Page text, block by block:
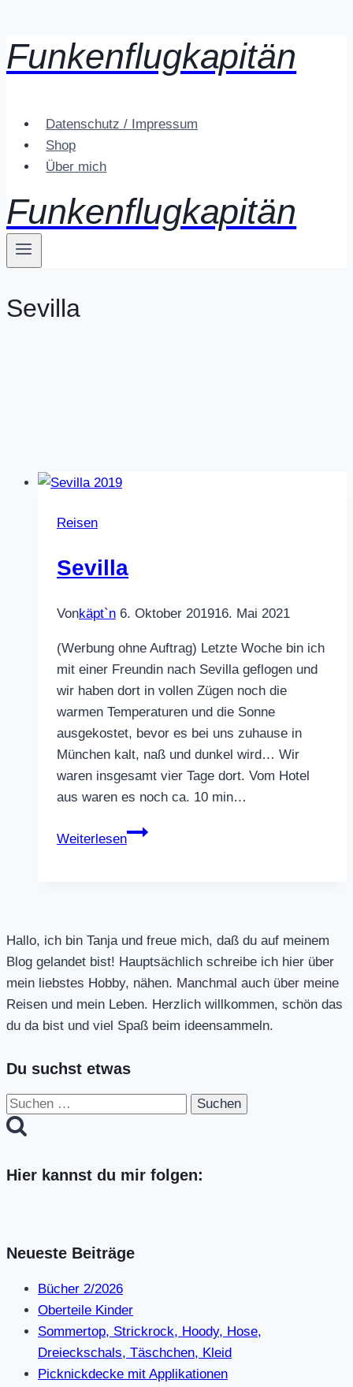
Zum
Inhalt
Funkenflugkapitän
Datenschutz / Impressum
Shop
Über mich
Funkenflugkapitän
Sevilla
Reisen
Sevilla
Vonkäpt`n 6. Oktober 201916. Mai 2021
(Werbung ohne Auftrag) Letzte Woche bin ich
mit einer Freundin nach Sevilla geflogen und
wir haben dort in vollen Zügen noch die
warmen Temperaturen und die Sonne
ausgekostet, bevor es bei uns zuhause in
München kalt, naß und dunkel wird… Wir
waren insgesamt vier Tage dort. Vom Hotel
aus waren es noch ca. 10 min…
Weiterlesen
Sevilla
Hallo, ich bin Tanja und freue mich, daß du auf meinem
Blog gelandet bist! Hauptsächlich schreibe ich hier über
mein liebstes Hobby, nähen. Manchmal auch über meine
Reisen und mein Leben. Herzlich willkommen, schön das
du da bist und viel Spaß beim ideensammeln.
Du suchst etwas
Suchen
nach:
Hier kannst du mir folgen:
Neueste Beiträge
Bücher 2/2026
Oberteile Kinder
Sommertop, Strickrock, Hoody, Hose,
Dreieckschals, Täschchen, Kleid
Picknickdecke mit Applikationen